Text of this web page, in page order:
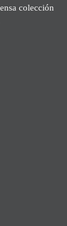
colección